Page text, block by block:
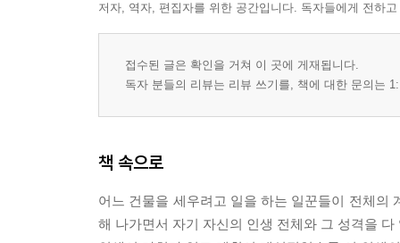
저자, 역자, 편집자를 위한 공간입니다. 독자들에게 전하
접수된 글은 확인을 거쳐 이 곳에 게재됩니다.
독자 분들의 리뷰는 리뷰 쓰기를, 책에 대한 문의는
책 속으로
어느 건물을 세우려고 일을 하는 일꾼들이 전체의
해 나가면서 자기 자신의 인생 전체와 그 성격을